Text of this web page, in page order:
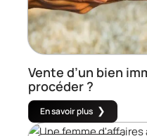
Vente d’un bien
procéder ?
En savoir plus